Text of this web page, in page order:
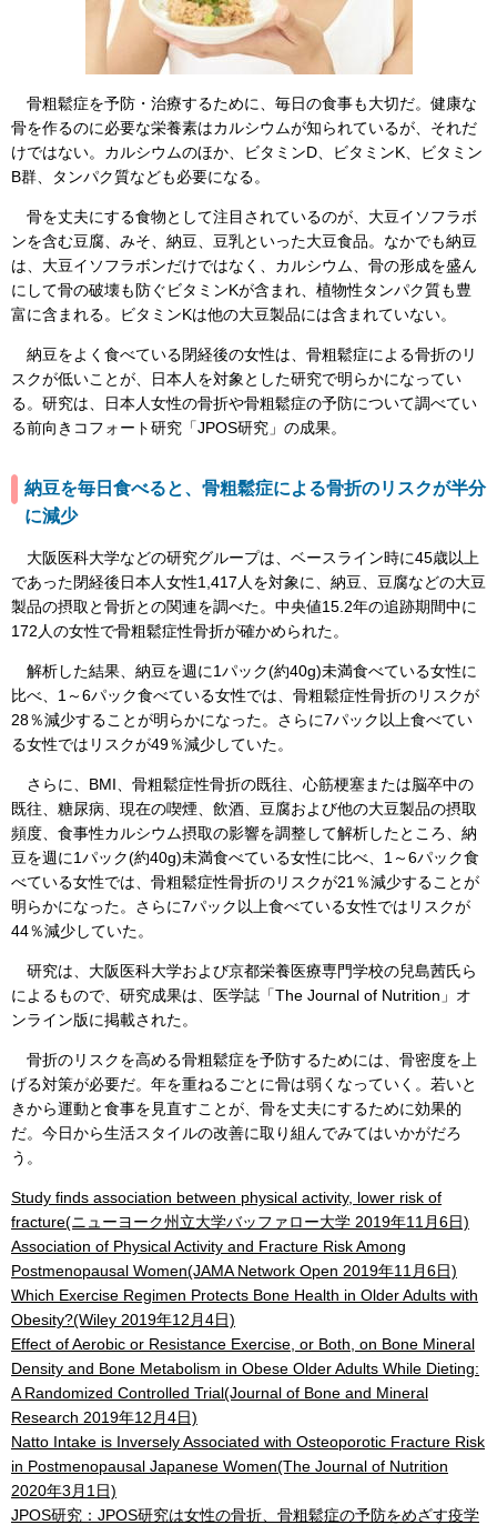
骨粗鬆症を予防・治療するために、毎日の食事も大切だ。健康な
骨を作るのに必要な栄養素はカルシウムが知られているが、それだ
けではない。カルシウムのほか、ビタミンD、ビタミンK、ビタミン
B群、タンパク質なども必要になる。
骨を丈夫にする食物として注目されているのが、大豆イソフラボ
ンを含む豆腐、みそ、納豆、豆乳といった大豆食品。なかでも納豆
は、大豆イソフラボンだけではなく、カルシウム、骨の形成を盛ん
にして骨の破壊も防ぐビタミンKが含まれ、植物性タンパク質も豊
富に含まれる。ビタミンKは他の大豆製品には含まれていない。
納豆をよく食べている閉経後の女性は、骨粗鬆症による骨折のリ
スクが低いことが、日本人を対象とした研究で明らかになってい
る。研究は、日本人女性の骨折や骨粗鬆症の予防について調べてい
る前向きコフォート研究「JPOS研究」の成果。
納豆を毎日食べると、骨粗鬆症による骨折のリスクが半分
に減少
大阪医科大学などの研究グループは、ベースライン時に45歳以上
であった閉経後日本人女性1,417人を対象に、納豆、豆腐などの大豆
製品の摂取と骨折との関連を調べた。中央値15.2年の追跡期間中に
172人の女性で骨粗鬆症性骨折が確かめられた。
解析した結果、納豆を週に1パック(約40g)未満食べている女性に
比べ、1～6パック食べている女性では、骨粗鬆症性骨折のリスクが
28％減少することが明らかになった。さらに7パック以上食べてい
る女性ではリスクが49％減少していた。
さらに、BMI、骨粗鬆症性骨折の既往、心筋梗塞または脳卒中の
既往、糖尿病、現在の喫煙、飲酒、豆腐および他の大豆製品の摂取
頻度、食事性カルシウム摂取の影響を調整して解析したところ、納
豆を週に1パック(約40g)未満食べている女性に比べ、1～6パック食
べている女性では、骨粗鬆症性骨折のリスクが21％減少することが
明らかになった。さらに7パック以上食べている女性ではリスクが
44％減少していた。
研究は、大阪医科大学および京都栄養医療専門学校の兒島茜氏ら
によるもので、研究成果は、医学誌「The Journal of Nutrition」オ
ンライン版に掲載された。
骨折のリスクを高める骨粗鬆症を予防するためには、骨密度を上
げる対策が必要だ。年を重ねるごとに骨は弱くなっていく。若いと
きから運動と食事を見直すことが、骨を丈夫にするために効果的
だ。今日から生活スタイルの改善に取り組んでみてはいかがだろ
う。
Study finds association between physical activity, lower risk of
fracture(ニューヨーク州立大学バッファロー大学 2019年11月6日)
Association of Physical Activity and Fracture Risk Among
Postmenopausal Women(JAMA Network Open 2019年11月6日)
Which Exercise Regimen Protects Bone Health in Older Adults with
Obesity?(Wiley 2019年12月4日)
Effect of Aerobic or Resistance Exercise, or Both, on Bone Mineral
Density and Bone Metabolism in Obese Older Adults While Dieting:
A Randomized Controlled Trial(Journal of Bone and Mineral
Research 2019年12月4日)
Natto Intake is Inversely Associated with Osteoporotic Fracture Risk
in Postmenopausal Japanese Women(The Journal of Nutrition
2020年3月1日)
JPOS研究：JPOS研究は女性の骨折、骨粗鬆症の予防をめざす疫学